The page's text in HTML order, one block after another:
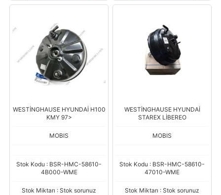
WESTİNGHAUSE HYUNDAİ H100
KMY 97>
MOBIS
Stok Kodu : BSR-HMC-58610-
4B000-WME
Stok Miktarı : Stok sorunuz
WESTİNGHAUSE HYUNDAİ
STAREX LİBEREO
MOBIS
Stok Kodu : BSR-HMC-58610-
47010-WME
Stok Miktarı : Stok sorunuz